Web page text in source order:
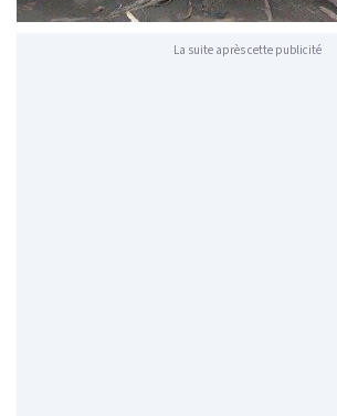
La suite après cette publicité